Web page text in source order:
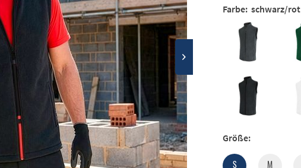
Farbe: schwarz/rot
Größe:
S M